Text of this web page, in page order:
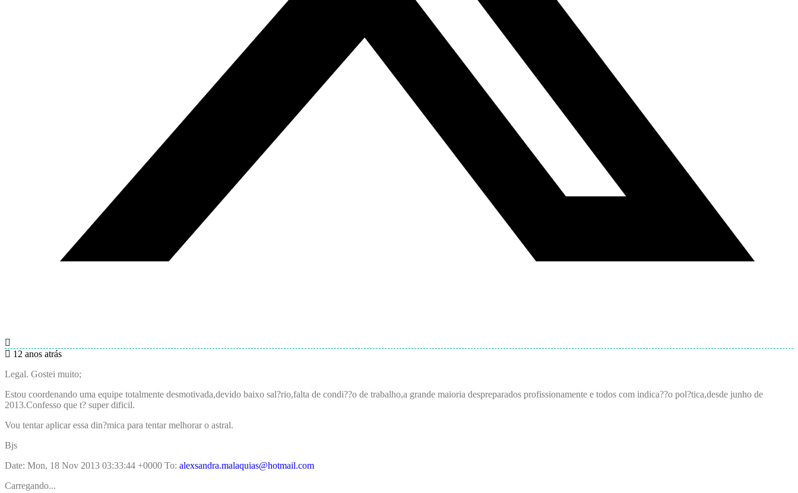
12 anos atrás
Legal. Gostei muito;
Estou coordenando uma equipe totalmente desmotivada,devido baixo sal?rio,falta de condi??o de trabalho,a grande maioria despreparados profissionamente e todos com indica??o pol?tica,desde junho de
2013.Confesso que t? super dificil.
Vou tentar aplicar essa din?mica para tentar melhorar o astral.
Bjs
Date: Mon, 18 Nov 2013 03:33:44 +0000 To: alexsandra.malaquias@hotmail.com
Carregando...